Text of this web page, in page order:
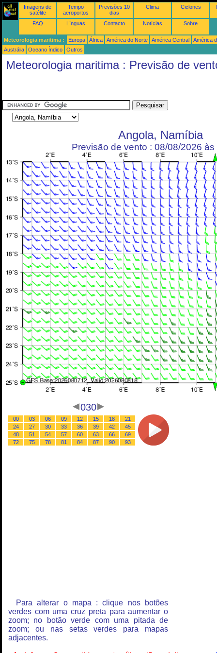
Imagens de
satélite
Tempo
aeroportos
Previsões 10
dias
Clima Ciclones
FAQ Línguas Contacto Notícias Sobre
Meteorologia maritima : Europa África América do Norte América Central
América
Austrália
Oceano Índico Outros
Meteorologia maritima : Previsão de
Angola, Namíbia
Previsão de vento : 08/08/2026 às
030
00 03 06 09 12 15 18
21
24
27 30 33 36 39 42
45
48
51 54 57 60 63 66
69
72
75 78 81 84 87 90 93
Para alterar o mapa : clique nos botões
verdes com uma cruz preta para aumentar o
zoom; no botão verde com uma pitada de
zoom; ou nas setas verdes para mapas
adjacentes.